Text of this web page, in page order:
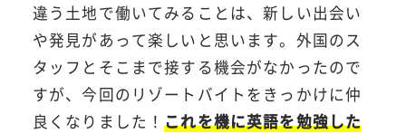
違う土地で働いてみることは、新しい出会い
や発見があって楽しいと思います。外国のス
タッフとそこまで接する機会がなかったので
すが、今回のリゾートバイトをきっかけに仲
良くなりました！これを機に英語を勉強した